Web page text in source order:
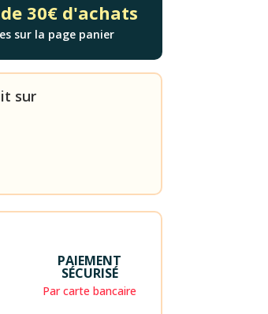
30€ d'achats
sur la page panier
sur
PAIEMENT
SÉCURISÉ
Par carte bancaire